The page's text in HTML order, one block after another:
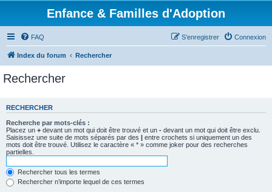
Enfance & Familles d'Adoption
FAQ Connexion
S’enregistrer
Index du forum Rechercher
Rechercher
RECHERCHER
Recherche par mots-clés :
Placez un + devant un mot qui doit être trouvé et un - devant un mot qui doit être exclu.
Saisissez une suite de mots séparés par des | entre crochets si uniquement un des
mots doit être trouvé. Utilisez le caractère « * » comme joker pour des recherches
partielles.
Rechercher tous les termes
Rechercher n’importe lequel de ces termes